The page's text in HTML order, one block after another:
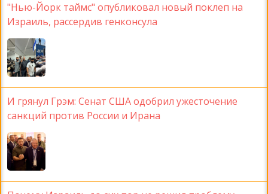
"Нью-Йорк таймс" опубликовал новый поклеп на
Израиль, рассердив генконсула
И грянул Грэм: Сенат США одобрил ужесточение
санкций против России и Ирана